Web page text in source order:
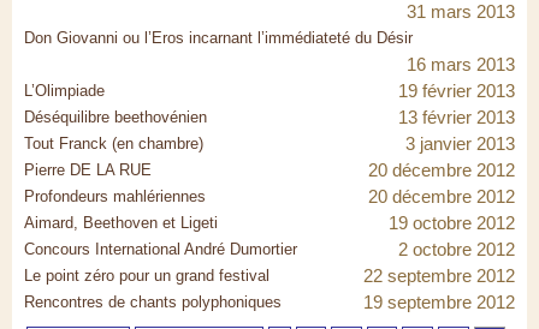
31 mars 2013
Don Giovanni ou l’Eros incarnant l’immédiateté du Désir
16 mars 2013
L’Olimpiade 19 février 2013
Déséquilibre beethovénien 13 février 2013
Tout Franck (en chambre) 3 janvier 2013
Pierre DE LA RUE 20 décembre 2012
Profondeurs mahlériennes 20 décembre 2012
Aimard, Beethoven et Ligeti 19 octobre 2012
Concours International André Dumortier 2 octobre 2012
Le point zéro pour un grand festival 22 septembre 2012
Rencontres de chants polyphoniques 19 septembre 2012